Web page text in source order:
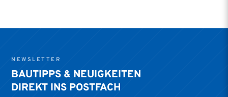
NEWSLETTER
BAUTIPPS & NEUIGKEITEN
DIREKT INS POSTFACH